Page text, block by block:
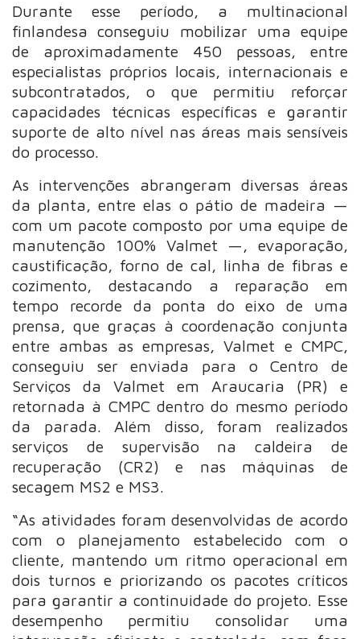
Durante esse período, a multinacional
finlandesa conseguiu mobilizar uma equipe
de aproximadamente 450 pessoas, entre
especialistas próprios locais, internacionais e
subcontratados, o que permitiu reforçar
capacidades técnicas específicas e garantir
suporte de alto nível nas áreas mais sensíveis
do processo.
As intervenções abrangeram diversas áreas
da planta, entre elas o pátio de madeira —
com um pacote composto por uma equipe de
manutenção 100% Valmet —, evaporação,
caustificação, forno de cal, linha de fibras e
cozimento, destacando a reparação em
tempo recorde da ponta do eixo de uma
prensa, que graças à coordenação conjunta
entre ambas as empresas, Valmet e CMPC,
conseguiu ser enviada para o Centro de
Serviços da Valmet em Araucaria (PR) e
retornada à CMPC dentro do mesmo período
da parada. Além disso, foram realizados
serviços de supervisão na caldeira de
recuperação (CR2) e nas máquinas de
secagem MS2 e MS3.
“As atividades foram desenvolvidas de acordo
com o planejamento estabelecido com o
cliente, mantendo um ritmo operacional em
dois turnos e priorizando os pacotes críticos
para garantir a continuidade do projeto. Esse
desempenho permitiu consolidar uma